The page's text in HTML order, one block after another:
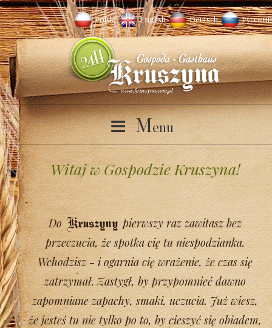
Polski English Deutsch Русский
Menu
Witaj w Gospodzie Kruszyna!
Do
pierwszy raz zawitasz bez
przeczucia, że spotka cię tu niespodzianka.
Wchodzisz - i ogarnia cię wrażenie, że czas się
zatrzymał. Zastygł, by przypomnieć dawno
zapomniane zapachy, smaki, uczucia. Już wiesz,
że jesteś tu nie tylko po to, by cieszyć się obiadem,